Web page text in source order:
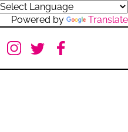
Powered by Translate